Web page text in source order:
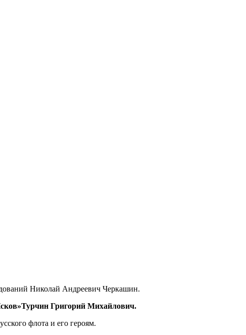
Николай Андреевич Черкашин.
Григорий Михайлович.
флота и его героям.